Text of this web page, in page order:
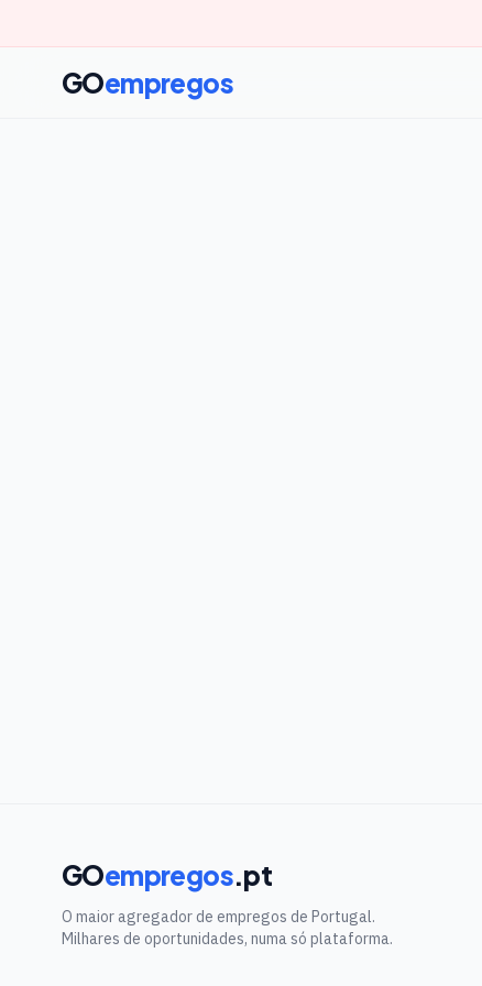
GOempregos
GOempregos.pt
O maior agregador de empregos de Portugal.
Milhares de oportunidades, numa só plataforma.